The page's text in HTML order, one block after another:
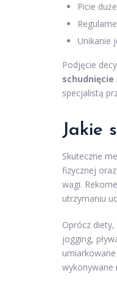
Picie
Unikanie
Podjęcie
schudnięcie
specjalistą
Jakie
Skuteczne
fizycznej
wagi.
utrzymaniu
Oprócz diety,
jogging,
wykonywane